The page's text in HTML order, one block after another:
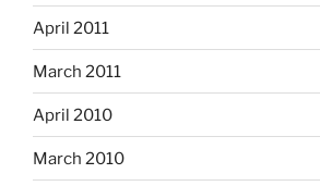
April 2011
March 2011
April 2010
March 2010